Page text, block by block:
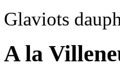
Glaviots
A la